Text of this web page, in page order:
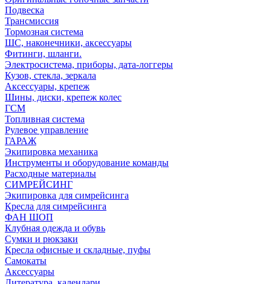
Подвеска
Трансмиссия
Тормозная система
ШС, наконечники, аксессуары
Фитинги, шланги.
Электросистема, приборы, дата-логгеры
Кузов, стекла, зеркала
Аксессуары, крепеж
Шины, диски, крепеж колес
ГСМ
Топливная система
Рулевое управление
ГАРАЖ
Экипировка механика
Инструменты и оборудование команды
Расходные материалы
СИМРЕЙСИНГ
Экипировка для симрейсинга
Кресла для симрейсинга
ФАН ШОП
Клубная одежда и обувь
Сумки и рюкзаки
Кресла офисные и складные, пуфы
Самокаты
Аксессуары